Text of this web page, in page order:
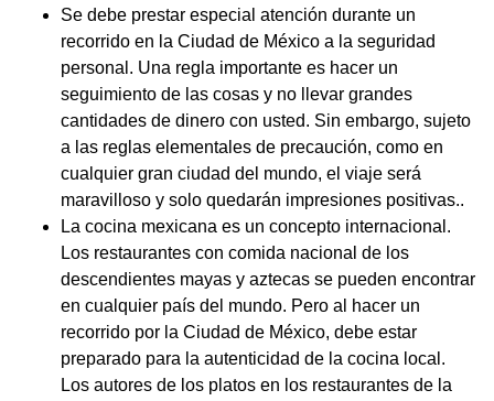
Se debe prestar especial atención durante un
recorrido en la Ciudad de México a la seguridad
personal. Una regla importante es hacer un
seguimiento de las cosas y no llevar grandes
cantidades de dinero con usted. Sin embargo, sujeto
a las reglas elementales de precaución, como en
cualquier gran ciudad del mundo, el viaje será
maravilloso y solo quedarán impresiones positivas..
La cocina mexicana es un concepto internacional.
Los restaurantes con comida nacional de los
descendientes mayas y aztecas se pueden encontrar
en cualquier país del mundo. Pero al hacer un
recorrido por la Ciudad de México, debe estar
preparado para la autenticidad de la cocina local.
Los autores de los platos en los restaurantes de la